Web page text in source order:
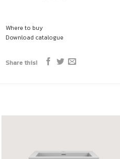
Where to buy
Download catalogue
Share this!